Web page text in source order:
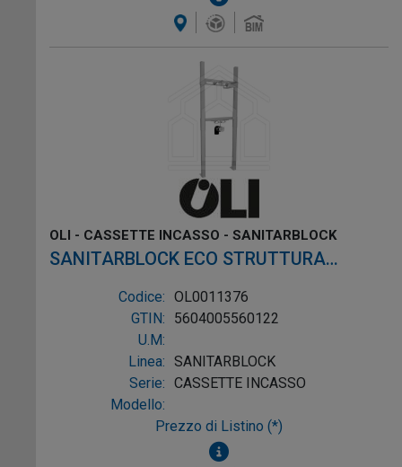
OLI - CASSETTE INCASSO - SANITARBLOCK
SANITARBLOCK ECO STRUTTURA
FISSAGGIO LAVABO SOSPESO H.1150
Codice: OL0011376
GTIN:
5604005560122
U.M:
Linea: SANITARBLOCK
Serie: CASSETTE INCASSO
Modello:
Prezzo di Listino (*)